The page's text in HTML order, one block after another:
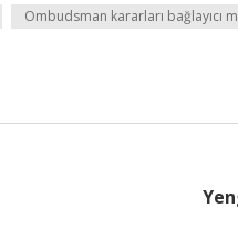
Ombudsman kararları bağlayıcı